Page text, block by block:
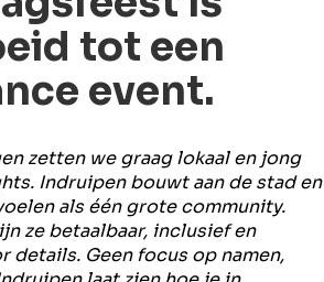
tot een
event.
zetten we graag lokaal en jong
Indruipen bouwt aan de stad en
als één grote community.
ze betaalbaar, inclusief en
details. Geen focus op namen,